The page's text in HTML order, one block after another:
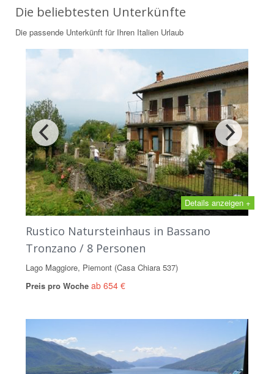
Die beliebtesten Unterkünfte
Die passende Unterkünft für Ihren Italien Urlaub
Details anzeigen +
Rustico Natursteinhaus in Bassano
Tronzano / 8 Personen
Lago Maggiore, Piemont (Casa Chiara 537)
Preis pro Woche ab 654 €